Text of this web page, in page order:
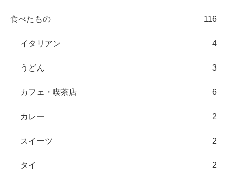
食べたもの 116
イタリアン 4
うどん 3
カフェ・喫茶店 6
カレー 2
スイーツ 2
タイ 2